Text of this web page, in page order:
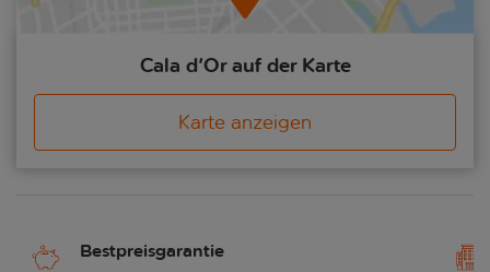
Cala d'Or auf der Karte
Karte anzeigen
Bestpreisgarantie